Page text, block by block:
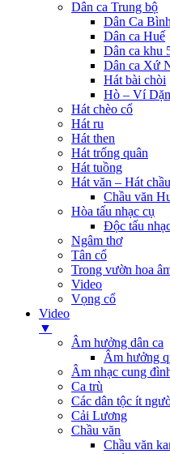
Dân ca Trung bộ
Dân Ca
Dân ca Huế
Dân ca khu
Dân ca Xứ
Hát bài chòi
Hò – Ví
Hát chèo cổ
Hát ru
Hát then
Hát trống quân
Hát tuồng
Hát văn – Hát
Chầu văn
Hòa tấu nhạc cụ
Độc tấu
Ngâm thơ
Tân cổ
Trong vườn hoa
Video
Vọng cổ
Video
▼
Âm hưởng dân ca
Âm hưởng
Âm nhạc cung
Ca trù
Các dân tộc ít
Cải Lương
Chầu văn
Chầu văn